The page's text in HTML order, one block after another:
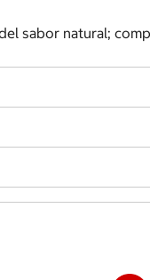
sabor natural;